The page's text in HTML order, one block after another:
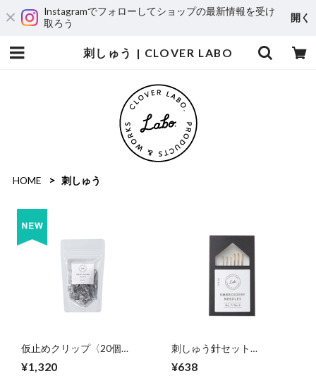
Instagramでフォローしてショップの最新情報を受け
取ろう
開く
刺しゅう | CLOVER LABO
HOME 刺しゅう
仮止めクリップ〈20個
入〉 70-459
¥1,320
刺しゅう針セット
〈No.7/No.3〉 70-451
¥638